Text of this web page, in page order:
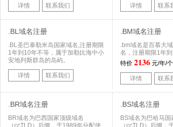
详情 联系我们 详情 联系
.BL域名注册
.BL圣巴泰勒米岛国家域名,注册期限
1年到10年不等，属于加勒比海中小
安地列斯群岛的岛屿。
详情 联系我们
.BM域名注册
.bm域名是百慕大
名，注册期限1年
特价 2136 元/年/个
详情 联系
.BR域名注册
BR域名为巴西国家顶级域名
（ccTLD）后缀，于1989年分配使
.BS域名注册
BS域名为巴哈马国
（ccTLD）后缀，